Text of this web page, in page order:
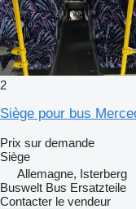
2
Siège pour bus
Prix sur demande
Siège
Allemagne, Isterberg
Buswelt Bus Ersatzteile
Contacter le vendeur